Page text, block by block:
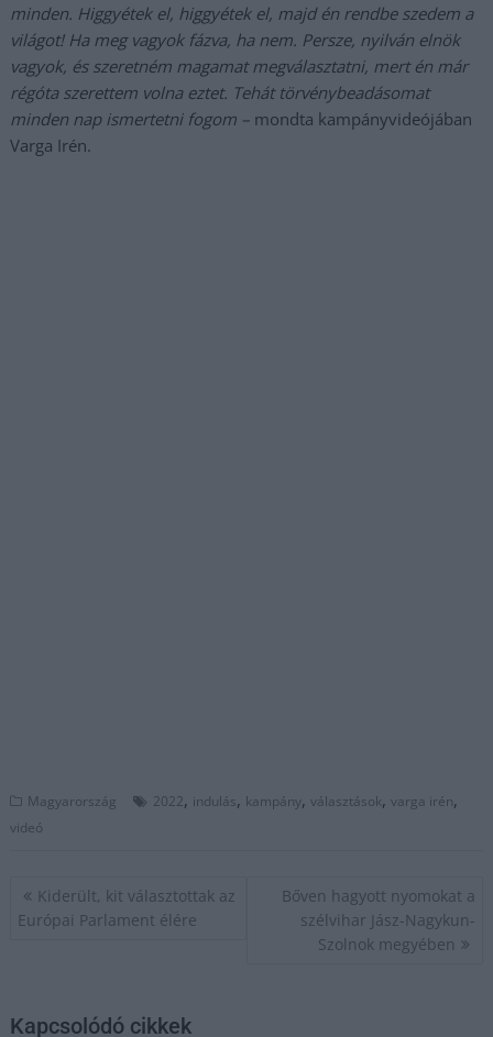
minden. Higgyétek el, higgyétek el, majd én rendbe szedem a
világot! Ha meg vagyok fázva, ha nem. Persze, nyilván elnök
vagyok, és szeretném magamat megválasztatni, mert én már
régóta szerettem volna eztet. Tehát törvénybeadásomat
minden nap ismertetni fogom – mondta kampányvideójában
Varga Irén.
Magyarország 2022, indulás, kampány,választások,varga irén,
videó
Bejegyzés
navigáció
Kiderült, kit választottak az
Európai Parlament élére
Bőven hagyott nyomokat a
szélvihar Jász-Nagykun-
Szolnok megyében
Kapcsolódó cikkek